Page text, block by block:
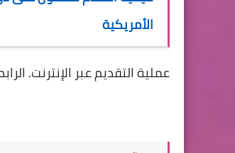
الأمريكية
عملية التقديم عبر الإنترنت.